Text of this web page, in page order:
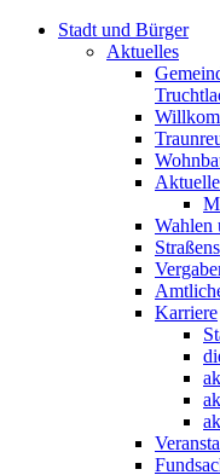
Stadt und Bürger
Aktuelles
Wahlen
Karriere